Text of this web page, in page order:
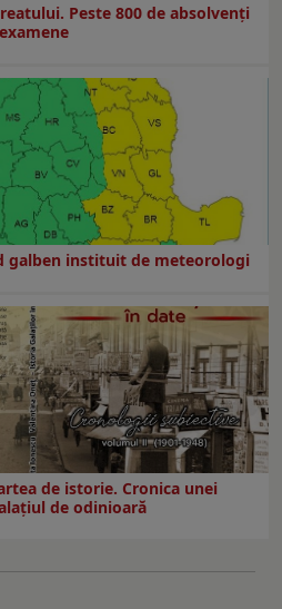
Peste 800 de absolvenţi
galben instituit de meteorologi
de istorie. Cronica unei
de odinioară